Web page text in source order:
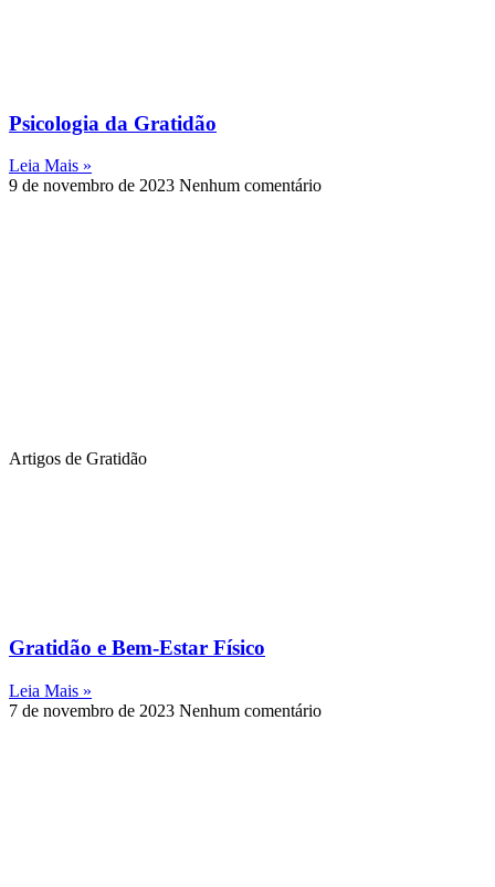
Psicologia da Gratidão
Leia Mais »
9 de novembro de 2023 Nenhum comentário
Artigos de Gratidão
Gratidão e Bem-Estar Físico
Leia Mais »
7 de novembro de 2023 Nenhum comentário